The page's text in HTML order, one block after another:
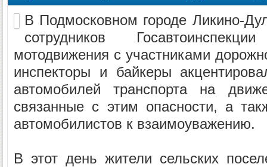
В Подмосковном городе Ликино-
сотрудников
мотодвижения с участниками
инспекторы и байкеры
автомобилей транспорта на
связанные с этим опасности, а
автомобилистов к взаимоуважению.
В этот день жители сельских